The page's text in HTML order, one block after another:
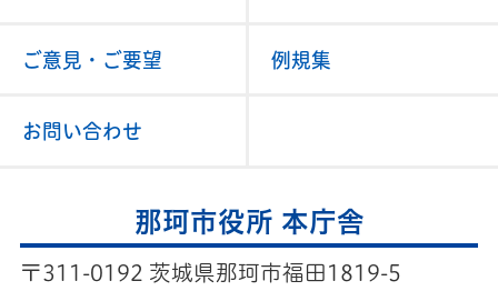
ご意見・ご要望 例規集
お問い合わせ
那珂市役所 本庁舎
〒311-0192 茨城県那珂市福田1819-5